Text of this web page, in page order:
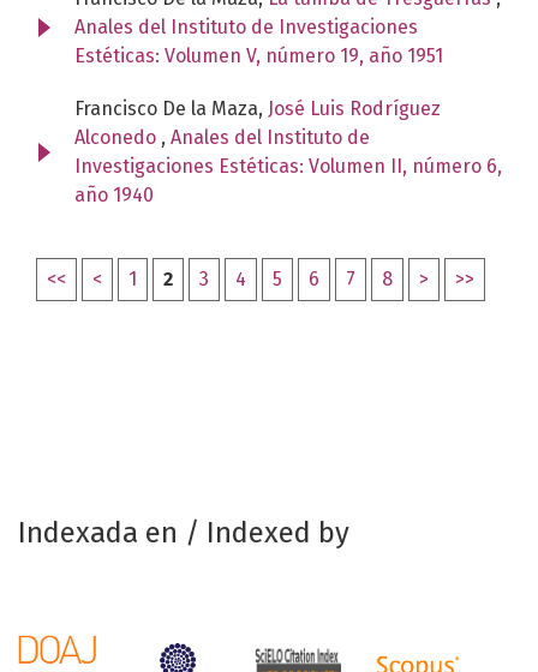
Anales del Instituto de Investigaciones
Estéticas: Volumen V, número 19, año 1951
Francisco De la Maza, José Luis Rodríguez
Alconedo , Anales del Instituto de
Investigaciones Estéticas: Volumen II, número 6,
año 1940
<< < 1 2 3 4 5 6 7 8 > >>
Indexada en / Indexed by